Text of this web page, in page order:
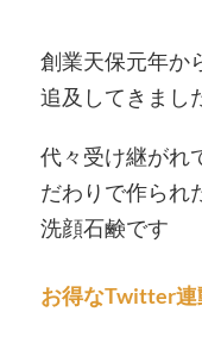
創業天保元年か
追及してきまし
代々受け継がれ
だわりで作られ
洗顔石鹸です
お得なTwitter連